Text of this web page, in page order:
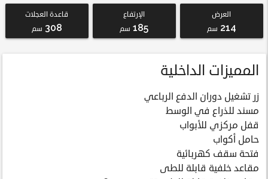
العرض
214 سم
الإرتفاع
185 سم
قاعدة العجلات
308 سم
المميزات الداخلية
زر تشغيل دوران الدفع الرباعي
مسند للذراع في الوسط
قفل مركزي للأبواب
حامل أكواب
فتحة سقف كهربائية
مقاعد خلفية قابلة للطى